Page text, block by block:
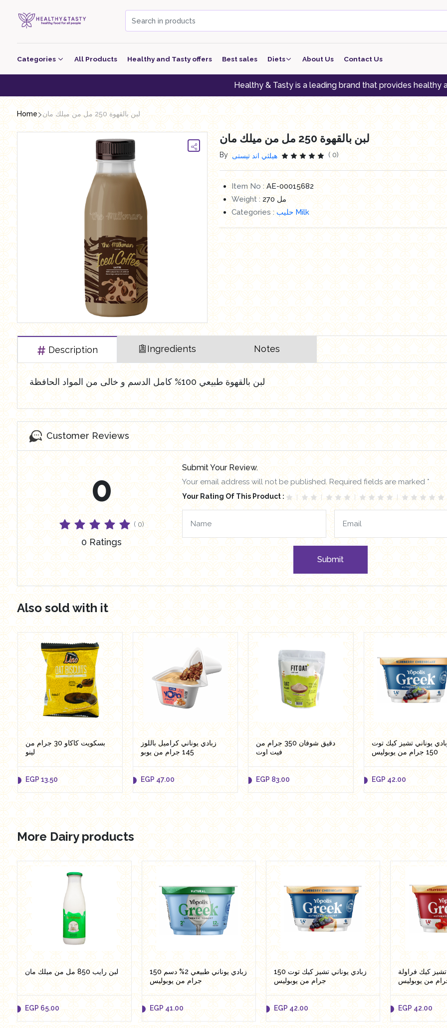
Categories
Bakery
معجنات Pastry
Nutritional Energy Bars
رايس كيك Rice cake
All Products Healthy and Tasty offers Best sales Diets
low carb
low protein
Vegan
vegeterian
About Us Contact Us
Healthy & Tasty is a leading brand that provides healthy
Home لبن بالقهوة 250 مل من ميلك مان
لبن بالقهوة 250 مل من ميلك مان
By هيلثي اند تيستى ( 0)
Item No :AE-00015682
Weight :
270 مل
Categories :
حليب Milk
Description Ingredients Notes
لبن بالقهوة طبيعي 100% كامل الدسم و خالى من المواد الحافظة
Customer Reviews
0
( 0)
0 Ratings
Submit Your Review.
Your email address will not be published. Required fields are marked *
Your Rating Of This Product :
Submit
Also sold with it
بسكويت كاكاو 30 جرام من
لينو
EGP 13.50
EGP13.50
Add to cart
زبادي يوناني كراميل باللوز
145 جرام من يوبو
EGP 47.00
EGP47.00
دقيق شوفان 350 جرام من
فيت اوت
EGP 83.00
EGP 83.00
يوناني تشيز كيك توت
150 جرام من يوبوليس
EGP 42.00
EGP42.00
Add to cart
More Dairy products
لبن رايب 850 مل من ميلك مان
EGP65.00
زبادي يوناني طبيعي 2% دسم 150
جرام من يوبوليس
EGP 41.00
زبادي يوناني تشيز كيك توت 150
جرام من يوبوليس
EGP42.00
تشيز كيك فراولة
EGP 42.00